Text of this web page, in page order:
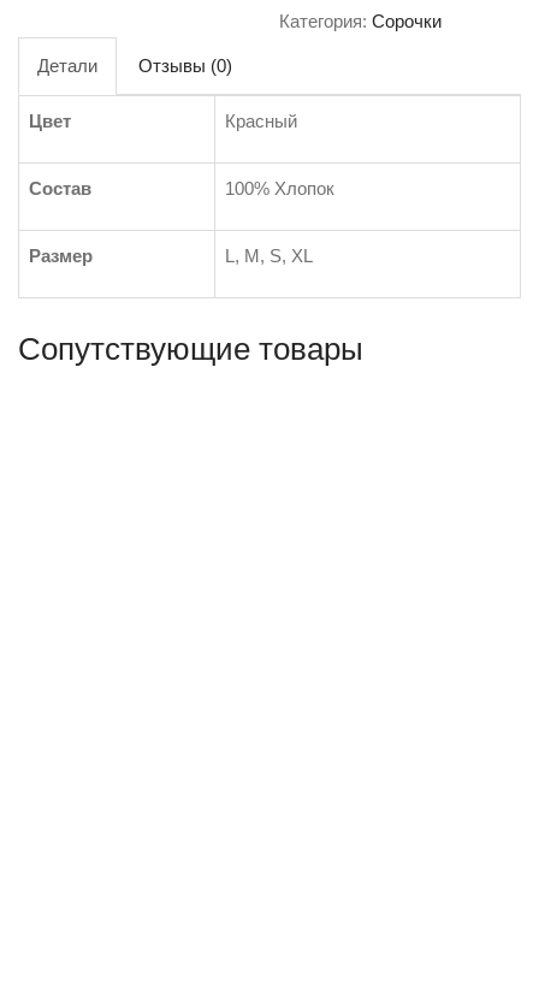
Категория: Сорочки
Детали Отзывы (0)
Цвет Красный
Состав 100% Хлопок
Размер L, M, S, XL
Сопутствующие товары